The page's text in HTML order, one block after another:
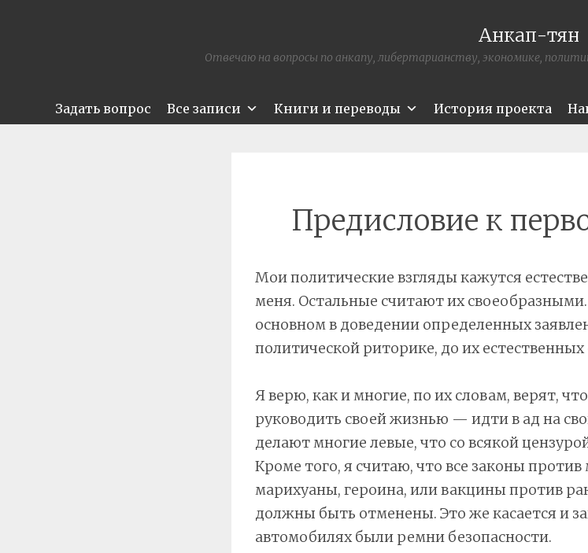
Анкап-тян
Отвечаю на вопросы по анкапу, либертарианству, экономике,
Задать вопрос Все записи Книги и переводы История проекта
Предисловие к
Мои политические взгляды кажутся
меня. Остальные считают их своеобразными.
основном в доведении определенных
политической риторике, до их естественных
Я верю, как и многие, по их словам, верят,
руководить своей жизнью — идти в ад на
делают многие левые, что со всякой
Кроме того, я считаю, что все законы
марихуаны, героина, или вакцины против
должны быть отменены. Это же касается и
автомобилях были ремни безопасности.